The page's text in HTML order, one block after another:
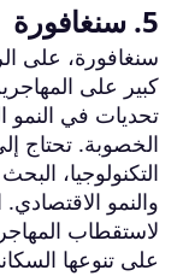
5. سنغافورة
سنغافورة، على
كبير على
تحديات في
الخصوبة. تحتاج
التكنولوجيا،
والنمو
لاستقطاب
على تنوعها